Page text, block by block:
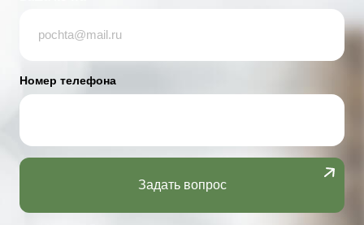
Номер телефона
Задать вопрос